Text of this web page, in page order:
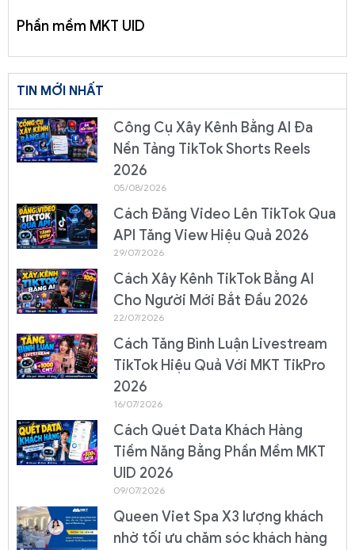
Phần mềm MKT UID
TIN MỚI NHẤT
Công Cụ Xây Kênh Bằng AI Đa
Nền Tảng TikTok Shorts Reels
2026
05/08/2026
Cách Đăng Video Lên TikTok Qua
API Tăng View Hiệu Quả 2026
29/07/2026
Cách Xây Kênh TikTok Bằng AI
Cho Người Mới Bắt Đầu 2026
22/07/2026
Cách Tăng Bình Luận Livestream
TikTok Hiệu Quả Với MKT TikPro
2026
16/07/2026
Cách Quét Data Khách Hàng
Tiềm Năng Bằng Phần Mềm MKT
UID 2026
09/07/2026
Queen Viet Spa X3 lượng khách
nhờ tối ưu chăm sóc khách hàng